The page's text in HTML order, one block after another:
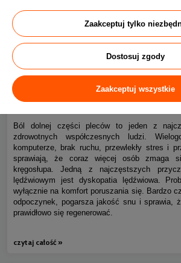
Ból kręgosłupa piersiowego i dyskopatia
spać bez bólu?
Ból dolnej części pleców to jeden z
zdrowotnych współczesnych ludzi.
komputerze, brak ruchu, przewlekły stres i
sprawiają, że coraz więcej osób zmaga
kręgosłupa. Jedną z najczęstszych
lędźwiowym jest dyskopatia lędźwiowa.
wyłącznie na komfort poruszania się. Bardzo
odpoczynek, pogarsza jakość snu i sprawia,
prawidłowo się regenerować.
czytaj całość »
Zaakceptuj tylko
Dostosuj zgody
Zaakceptuj wszystkie